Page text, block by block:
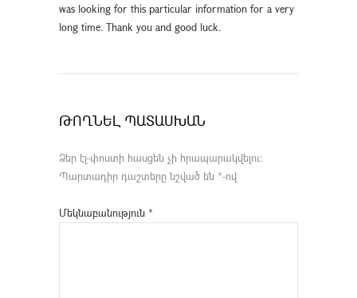
was looking for this particular information for a very
long time. Thank you and good luck.
ԹՈՂՆԵԼ ՊԱՏԱՍԽԱՆ
Ձեր էլ-փոստի հասցեն չի հրապարակվելու։
Պարտադիր դաշտերը նշված են *-ով
Մեկնաբանություն *